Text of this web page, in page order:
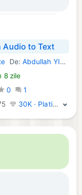
Audio to Text
De: Abdullah YILMAZ
8 zile
0
1
30K · Platină